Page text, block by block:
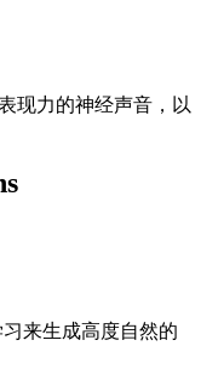
现力的神经声音，以
来生成高度自然的